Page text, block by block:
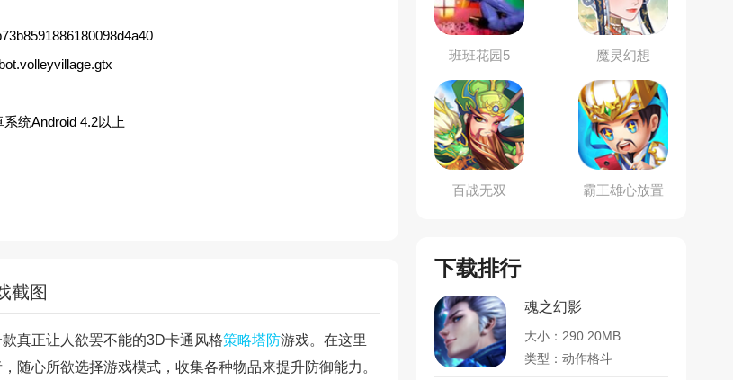
统Android 4.2以上
截图
真正让人欲罢不能的3D卡通风格策略塔防游戏。在这里
随心所欲选择游戏模式，收集各种物品来提升防御能力。
班班花园5 魔灵幻想
百战无双
霸王雄心放置
下载排行
魂之幻影
大小：290.20MB
类型：动作格斗